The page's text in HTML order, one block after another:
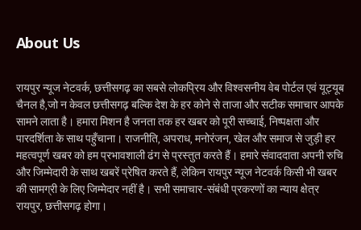
About Us
रायपुर न्यूज नेटवर्क, छत्तीसगढ़ का सबसे लोकप्रिय और विश्वसनीय वेब पोर्टल एवं यूट्यूब
चैनल है,जो न केवल छत्तीसगढ़ बल्कि देश के हर कोने से ताजा और सटीक समाचार आपके
सामने लाता है। हमारा मिशन है जनता तक हर खबर को पूरी सच्चाई, निष्पक्षता और
पारदर्शिता के साथ पहुँचाना। राजनीति, अपराध, मनोरंजन, खेल और समाज से जुड़ी हर
महत्वपूर्ण खबर को हम प्रभावशाली ढंग से प्रस्तुत करते हैं। हमारे संवाददाता अपनी रुचि
और जिम्मेदारी के साथ खबरें प्रेषित करते हैं, लेकिन रायपुर न्यूज नेटवर्क किसी भी खबर
की सामग्री के लिए जिम्मेदार नहीं है। सभी समाचार-संबंधी प्रकरणों का न्याय क्षेत्र
रायपुर, छत्तीसगढ़ होगा।